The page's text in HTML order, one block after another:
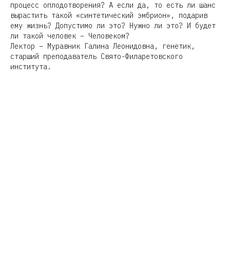
процесс оплодотворения? А если да, то есть ли шанс
вырастить такой «синтетический эмбрион», подарив
ему жизнь? Допустимо ли это? Нужно ли это? И будет
ли такой человек – Человеком?
Лектор – Муравник Галина Леонидовна, генетик,
старший преподаватель Свято-Филаретовского
института.